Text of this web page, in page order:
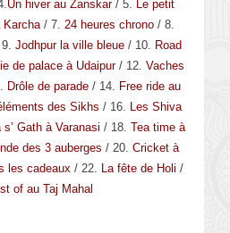
Un hiver au Zanskar / 5.
Le petit
Karcha/ 7. 24 heures chrono/ 8.
Jodhpur la ville bleue/ 10.
Road
de palace à Udaipur/ 12. Vaches
Drôle de parade/ 14.
Free ride au
des Sikhs / 16.
Les Shiva
s’ Gath à Varanasi / 18. Tea time à
des 3 auberges / 20. Cricket à
les cadeaux / 22. La fête de Holi /
of au Taj Mahal